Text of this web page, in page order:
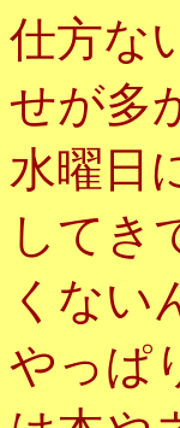
仕方な
せが多
水曜日
してき
くない
やっぱ